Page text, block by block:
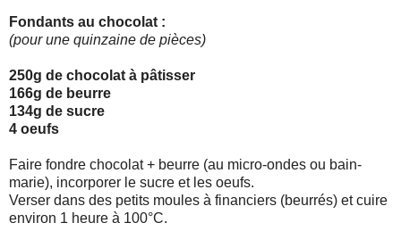
Fondants au chocolat :
(pour une quinzaine de pièces)
250g de chocolat à pâtisser
166g de beurre
134g de sucre
4 oeufs
Faire fondre chocolat + beurre (au micro-ondes ou bain-
marie), incorporer le sucre et les oeufs.
Verser dans des petits moules à financiers (beurrés) et cuire
environ 1 heure à 100°C.